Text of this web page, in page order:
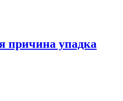
причина упадка